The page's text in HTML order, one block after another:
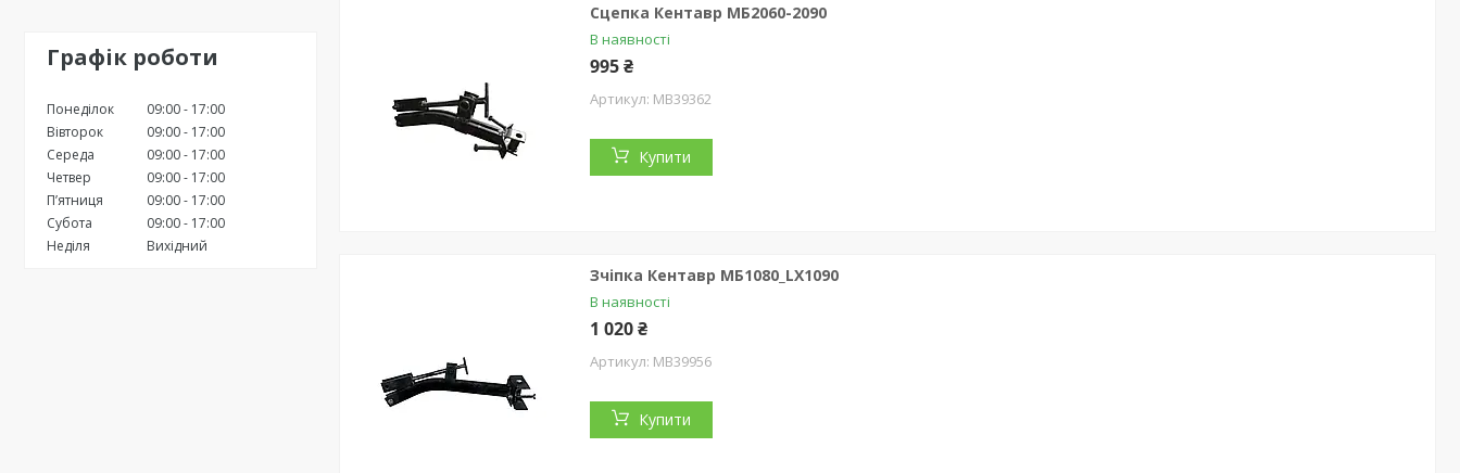
Графік роботи
Понеділок 09:00
17:00
Вівторок
09:00
17:00
Середа
09:00
17:00
Четвер
09:00
17:00
Пʼятниця
09:00
17:00
Субота
09:00
17:00
Неділя
Вихідний
Сцепка Кентавр МБ2060-2090
В наявності
995 ₴
MB39362
Купити
Зчіпка Кентавр МБ1080_LX1090
В наявності
1 020 ₴
MB39956
Купити